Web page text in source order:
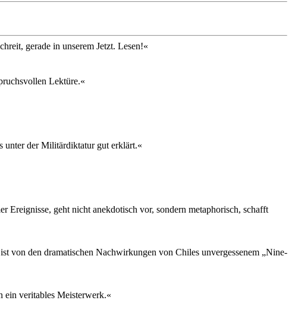
gerade in unserem Jetzt. Lesen!«
Lektüre.«
unter der Militärdiktatur gut erklärt.«
Ereignisse, geht nicht anekdotisch vor, sondern metaphorisch, schafft
von den dramatischen Nachwirkungen von Chiles unvergessenem „Nine-
ein veritables Meisterwerk.«